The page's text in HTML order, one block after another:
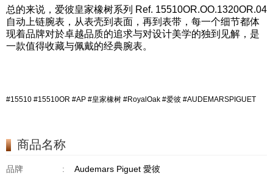
总的来说，爱彼皇家橡树系列 Ref. 15510OR.OO.1320OR.04
自动上链腕表，从表壳到表面，再到表带，每一个细节都体
现着品牌对於卓越品质的追求与对设计美学的独到见解，是
一款值得收藏与佩戴的经典腕表。
#15510 #15510OR #AP #皇家橡树 #RoyalOak #爱彼 #AUDEMARSPIGUET
商品名称
品牌 : Audemars Piguet 愛彼